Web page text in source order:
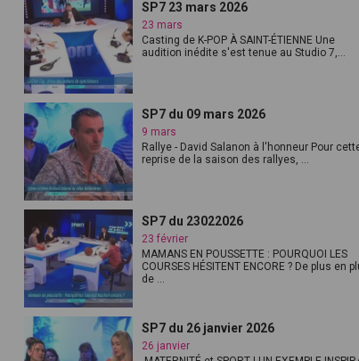
SP7 23 mars 2026
23 mars
Casting de K-POP À SAINT-ÉTIENNE Une
audition inédite s'est tenue au Studio 7,...
SP7 du 09 mars 2026
9 mars
Rallye - David Salanon à l'honneur Pour
reprise de la saison des rallyes, ...
SP7 du 23022026
23 février
MAMANS EN POUSSETTE : POURQUOI LES
COURSES HÉSITENT ENCORE ? De plus en
de ...
SP7 du 26 janvier 2026
26 janvier